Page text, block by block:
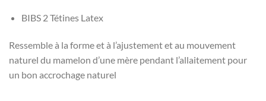
BIBS 2 Tétines Latex
Ressemble à la forme et à l’ajustement et au mouvement
naturel du mamelon d’une mère pendant l’allaitement pour
un bon accrochage naturel